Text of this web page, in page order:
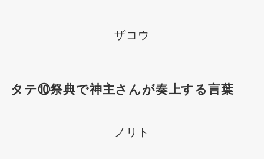
ザコウ
タテ⑩祭典で神主さんが奏上する言葉
ノリト